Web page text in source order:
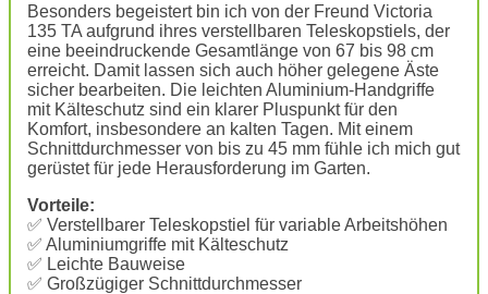
Besonders begeistert bin ich von der Freund Victoria
135 TA aufgrund ihres verstellbaren Teleskopstiels, der
eine beeindruckende Gesamtlänge von 67 bis 98 cm
erreicht. Damit lassen sich auch höher gelegene Äste
sicher bearbeiten. Die leichten Aluminium-Handgriffe
mit Kälteschutz sind ein klarer Pluspunkt für den
Komfort, insbesondere an kalten Tagen. Mit einem
Schnittdurchmesser von bis zu 45 mm fühle ich mich gut
gerüstet für jede Herausforderung im Garten.
Vorteile:
✅ Verstellbarer Teleskopstiel für variable Arbeitshöhen
✅ Aluminiumgriffe mit Kälteschutz
✅ Leichte Bauweise
✅ Großzügiger Schnittdurchmesser